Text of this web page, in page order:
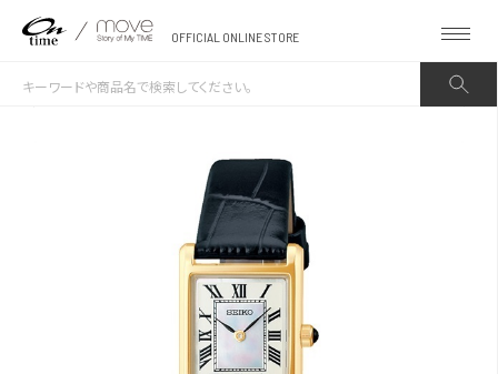
OFFICIAL ONLINE STORE